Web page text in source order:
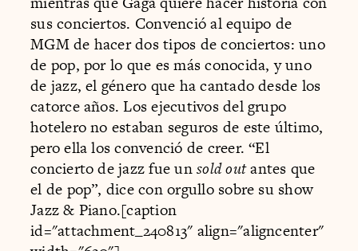
sus conciertos. Convenció al equipo de
MGM de hacer dos tipos de conciertos: uno
de pop, por lo que es más conocida, y uno
de jazz, el género que ha cantado desde los
catorce años. Los ejecutivos del grupo
hotelero no estaban seguros de este último,
pero ella los convenció de creer. “El
concierto de jazz fue unsold outantes que
el de pop”, dice con orgullo sobre su show
Jazz & Piano.[caption
id="attachment_240813" align="aligncenter"